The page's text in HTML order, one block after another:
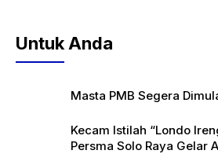
Untuk Anda
Masta PMB Segera
Kecam Istilah “Londo
Persma Solo Raya Gelar